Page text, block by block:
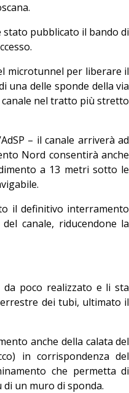
stato pubblicato il bando di
microtunnel per liberare il
una delle sponde della via
nel tratto più stretto
– il canale arriverà ad
Nord consentirà anche
a 13 metri sotto le
il definitivo interramento
canale, riducendone la
poco realizzato e li sta
dei tubi, ultimato il
anche della calata del
in corrispondenza del
che permetta di
un muro di sponda.